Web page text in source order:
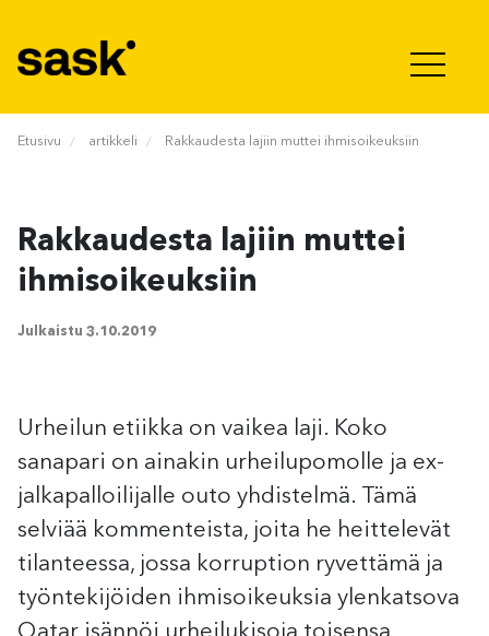
Etusivu artikkeli Rakkaudesta lajiin muttei ihmisoikeuksiin
Rakkaudesta lajiin muttei
ihmisoikeuksiin
Julkaistu 3.10.2019
Urheilun etiikka on vaikea laji. Koko
sanapari on ainakin urheilupomolle ja ex-
jalkapalloilijalle outo yhdistelmä. Tämä
selviää kommenteista, joita he heittelevät
tilanteessa, jossa korruption ryvettämä ja
työntekijöiden ihmisoikeuksia ylenkatsova